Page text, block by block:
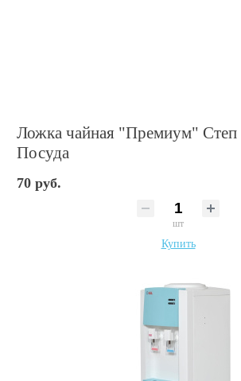
Ложка чайная "Премиум"
Посуда
70 руб.
шт
Купить